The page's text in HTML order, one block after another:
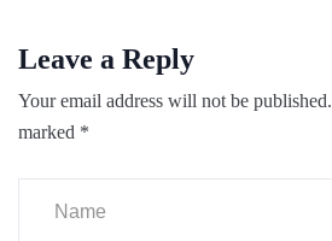
Leave a Reply
Your email address will not be published.
marked *